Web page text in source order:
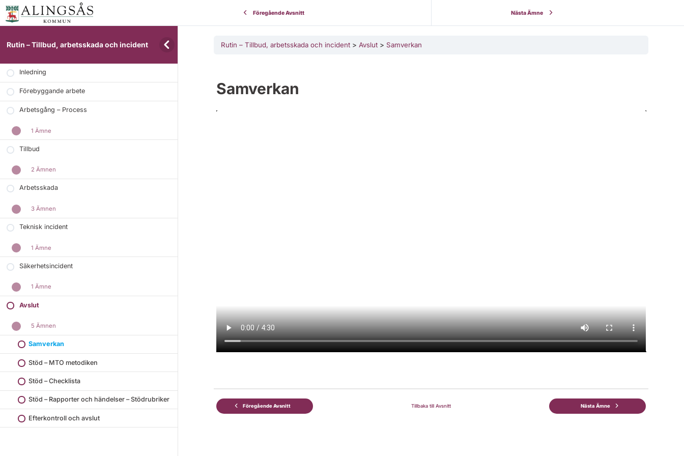
Rutin – Tillbud, arbetsskada och incident
Inledning
Förebyggande arbete
Arbetsgång – Process
1 Ämne
Tillbud
2 Ämnen
Arbetsskada
3 Ämnen
Teknisk incident
1 Ämne
Säkerhetsincident
1 Ämne
Avslut
5 Ämnen
Samverkan
Stöd – MTO metodiken
Stöd – Checklista
Stöd – Rapporter och händelser – Stödrubriker
Efterkontroll och avslut
Föregående Avsnitt Nästa Ämne
Rutin – Tillbud, arbetsskada och incident Avslut Samverkan
Samverkan
Föregående Avsnitt Tillbaka till Avsnitt Nästa Ämne